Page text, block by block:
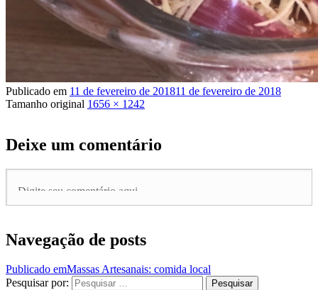
Publicado em 11 de fevereiro de 201811 de fevereiro de 2018
Tamanho original 1656 × 1242
Deixe um comentário
Navegação de posts
Publicado emMassas Artesanais: comida local
Pesquisar por:
Pesquisar